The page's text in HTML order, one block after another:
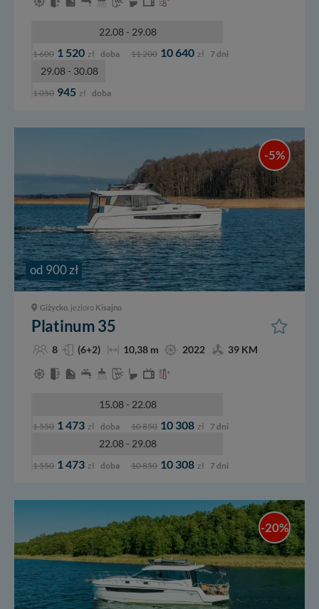
22.08 - 29.08
1 600 1 520 zł doba 11 200 10 640 zł 7 dni
29.08 - 30.08
1 050 945 zł doba
-5%
od 900 zł
Giżycko , jezioro Kisajno
Platinum 35
8 (6+2) 10,38 m 2022 39 KM
15.08 - 22.08
1 550 1 473 zł doba 10 850 10 308 zł 7 dni
22.08 - 29.08
1 550 1 473 zł doba 10 850 10 308 zł 7 dni
-20%